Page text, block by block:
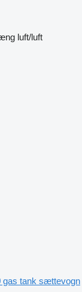
luft/luft
gas tank sættevogn